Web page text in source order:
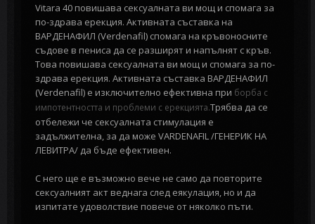
Vitara 40 повишава сексуалната ви мощ и спомага за
по-здрава ерекция. Активната съставка на
ВАРДЕНАФИЛ (Verdenafil) спомага на кръвоносните
съдове в пениса да се разширят и напълнят с кръв.
Това повишава сексуалната ви мощ и спомага за по-
здрава ерекция. Активната съставка ВАРДЕНАФИЛ
(Verdenafil) е изключително ефективна при борба с
импотентността и проблеми с ерекцията.Трябва да се
отбележи че сексуалната стимулация е
задължителна, за да може VARDENAFIL /ГЕНЕРИК НА
ЛЕВИТРА/ да бъде ефективен.
С него ще е възможно вече не само да повторите
сексуалният акт веднага след еякулация, но и да
изпитате удоволствие повече от няколко пъти.